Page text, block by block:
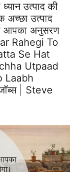
उत्पाद की
अच्छा उत्पाद
आपका अनुसरण
Rahegi To
Se Hat
Utpaad
Laabh
| Steve